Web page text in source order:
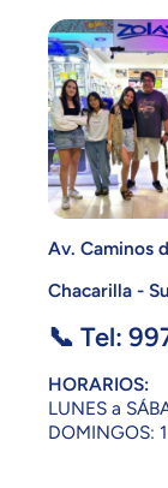
Av. Caminos
Chacarilla -
📞 Tel:
HORARIOS:
LUNES a
DOMINGOS: